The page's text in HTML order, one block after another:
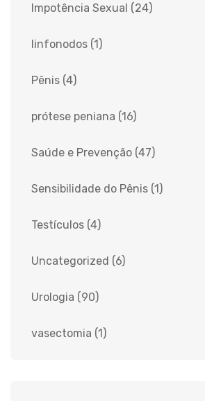
Impotência Sexual (24)
linfonodos (1)
Pênis (4)
prótese peniana (16)
Saúde e Prevenção (47)
Sensibilidade do Pênis (1)
Testículos (4)
Uncategorized (6)
Urologia (90)
vasectomia (1)